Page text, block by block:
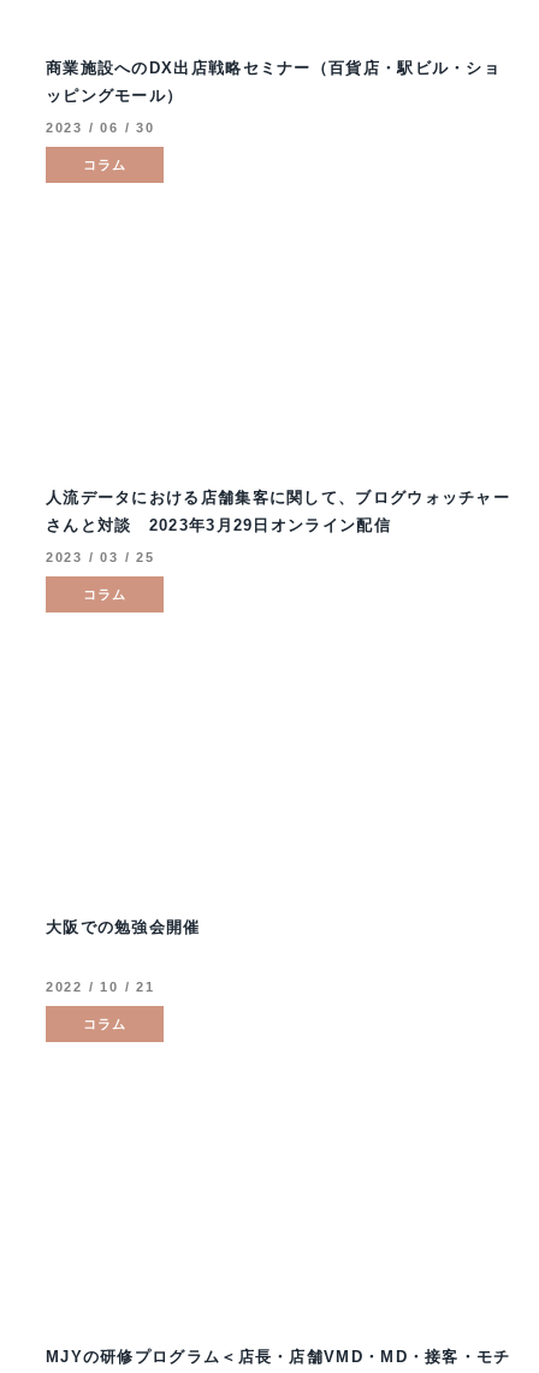
商業施設へのDX出店戦略セミナー（百貨店・駅ビル・ショ
ッピングモール）
2023 / 06 / 30
コラム
人流データにおける店舗集客に関して、ブログウォッチャー
さんと対談 2023年3月29日オンライン配信
2023 / 03 / 25
コラム
大阪での勉強会開催
2022 / 10 / 21
コラム
MJYの研修プログラム＜店長・店舗VMD・MD・接客・モチ